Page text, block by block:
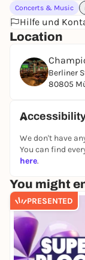
Platz im
Wir freuen
mit euch!
Concerts & Music
Hilfe und
Location
Berliner
80805
We don't have
You can find
here.
You might
PRESENTED